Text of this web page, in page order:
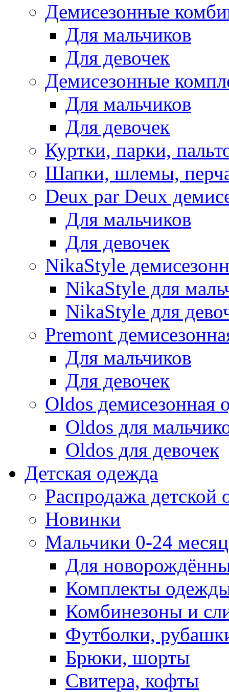
Демисезонные
Для мальчиков
Для девочек
Демисезонные
Для мальчиков
Для девочек
Куртки, парки,
Шапки, шлемы,
Deux par Deux
Для мальчиков
Для девочек
NikaStyle
NikaStyle для
NikaStyle для
Premont
Для мальчиков
Для девочек
Oldos демисезонная
Oldos для
Oldos для девочек
Детская одежда
Распродажа детской
Новинки
Мальчики 0-24
Для
Комплекты
Комбинезоны и
Футболки,
Брюки, шорты
Свитера, кофты